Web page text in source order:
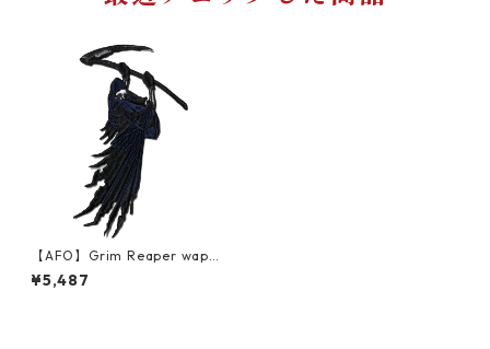
【AFO】Grim Reaper wapp
en【100mm x 166mm】ワッ
ペン 左打ち【ゆうパケット配
¥5,487